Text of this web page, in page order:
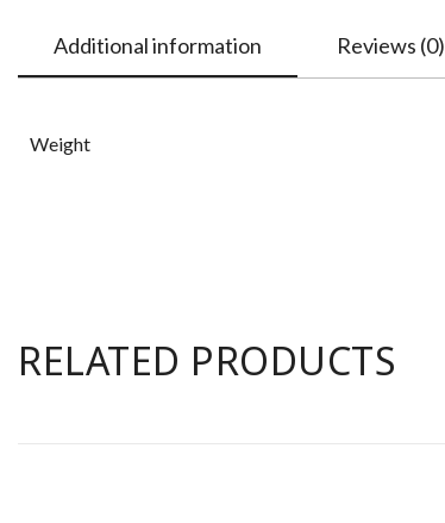
Additional information Reviews (0)
Weight
RELATED PRODUCTS